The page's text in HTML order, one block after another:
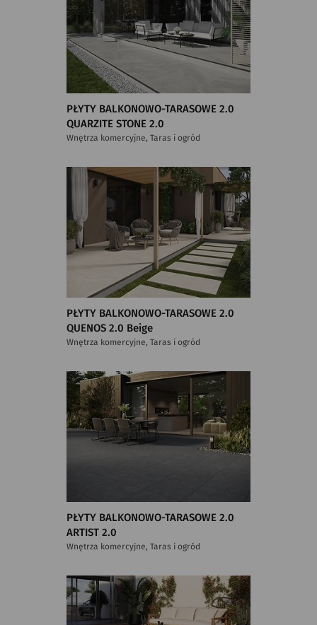
PŁYTY BALKONOWO-TARASOWE 2.0
QUARZITE STONE 2.0
Wnętrza komercyjne, Taras i ogród
PŁYTY BALKONOWO-TARASOWE 2.0
QUENOS 2.0 Beige
Wnętrza komercyjne, Taras i ogród
PŁYTY BALKONOWO-TARASOWE 2.0
ARTIST 2.0
Wnętrza komercyjne, Taras i ogród